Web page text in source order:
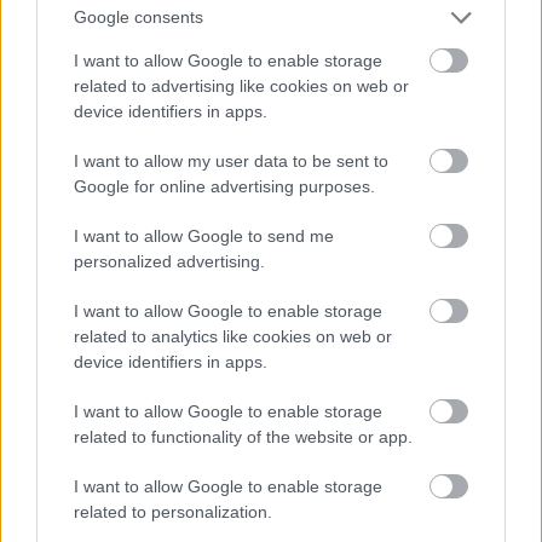
Google consents
I want to allow Google to enable storage
related to advertising like cookies on web or
device identifiers in apps.
I want to allow my user data to be sent to
Google for online advertising purposes.
I want to allow Google to send me
personalized advertising.
I want to allow Google to enable storage
related to analytics like cookies on web or
device identifiers in apps.
I want to allow Google to enable storage
related to functionality of the website or app.
I want to allow Google to enable storage
related to personalization.
napirendre vételére a szocialisták tettek javaslatot.
Aztán pedig azért, mert úgymond nem időszerű.
Mi nem időszerű a polgármester szerint? A
gazdasági válság miatt fokozódó megélhetési
nehézségek, a fokozódó hideg, vagy a LÉLEK
program deklarációihoz nagyon hasonló,
konkrétumokkal rendelkező elképzelés? Azt
gondolják, a civilek nekiállnak az önök által kirótt
házi feladatoknak, miközben a polgármester rossz
együttműködési ajánlatot?
Az önkormányzat civilekkel való együttműködési
Négy Ház felvetésének és a 200 családdal
megkezdett munkájának sorsa.
Nem tudom, személyesen az ön asztala-e, mivel sem
a kinevezéséről, sem a feladatáról nincs információ.